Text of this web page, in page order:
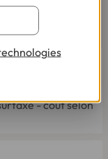
à 19h00
- coût selon